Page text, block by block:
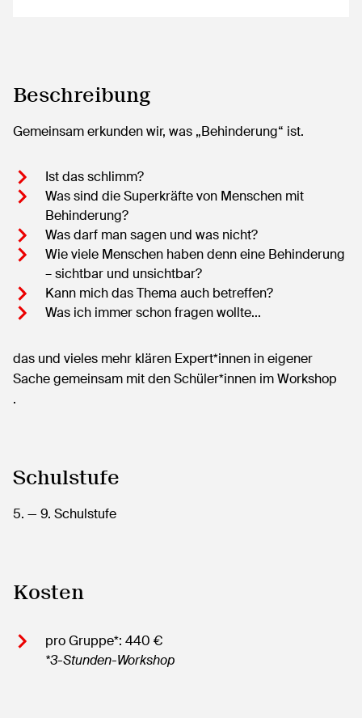
Beschreibung
Gemeinsam erkunden wir, was „Behinderung“ ist.
Ist das schlimm?
Was sind die Superkräfte von Menschen mit
Behinderung?
Was darf man sagen und was nicht?
Wie viele Menschen haben denn eine Behinderung
– sichtbar und unsichtbar?
Kann mich das Thema auch betreffen?
Was ich immer schon fragen wollte...
das und vieles mehr klären Expert*innen in eigener
Sache gemeinsam mit den Schüler*innen im Workshop
.
Schulstufe
5. — 9. Schulstufe
Kosten
pro Gruppe*: 440 €
*3-Stunden-Workshop